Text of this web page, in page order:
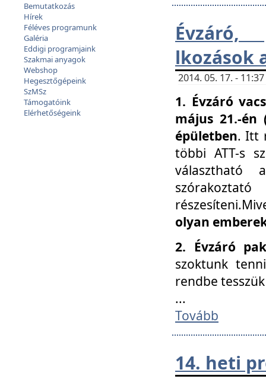
Bemutatkozás
Hírek
Féléves programunk
Galéria
Eddigi programjaink
Szakmai anyagok
Webshop
Hegesztőgépeink
SzMSz
Támogatóink
Elérhetőségeink
Évzáró,
lkozások
2014. 05. 17. -
1. Évzáró
május 21.-én
épületben. Itt
többi ATT-s
választható
olyan
2. Évzáró
szoktunk
rendbe
...
Tovább
14. heti